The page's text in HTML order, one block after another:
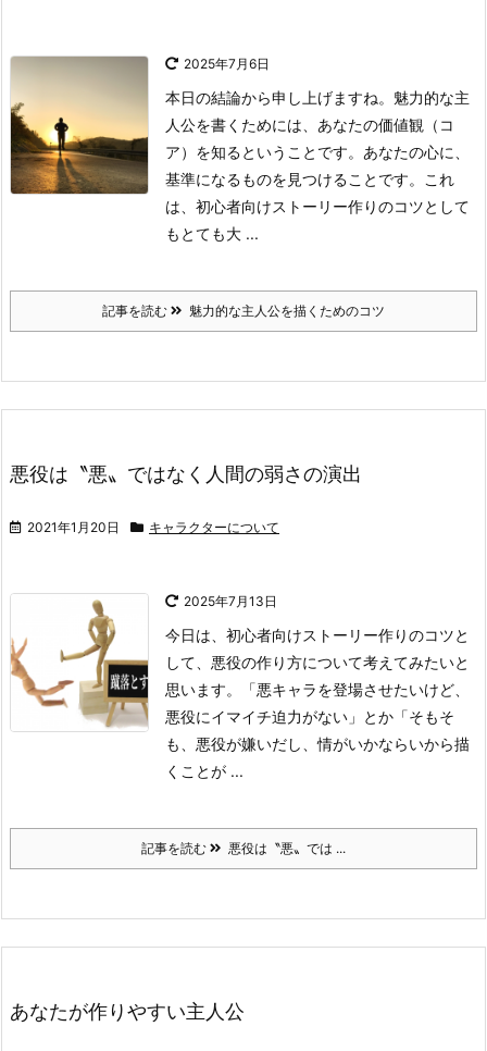
2025年7月6日
本日の結論から申し上げますね。 魅力的な主
人公を書くためには、あなたの価値観（コ
ア）を知るということです。 あなたの心に、
基準になるものを見つけることです。これ
は、初心者向けストーリー作りのコツとして
もとても大 ...
記事を読む 魅力的な主人公を描くためのコツ
悪役は〝悪〟ではなく人間の弱さの演出
2021年1月20日 キャラクターについて
2025年7月13日
今日は、初心者向けストーリー作りのコツと
して、悪役の作り方について考えてみたいと
思います。
「悪キャラを登場させたいけど、
悪役にイマイチ迫力がない」とか 「そもそ
も、悪役が嫌いだし、情がいかならいから描
くことが ...
記事を読む 悪役は〝悪〟では ...
あなたが作りやすい主人公